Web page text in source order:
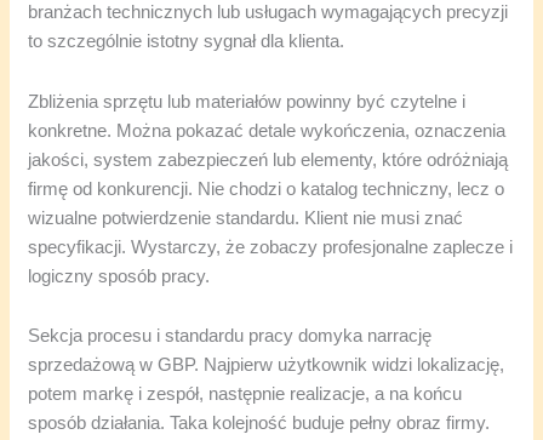
branżach technicznych lub usługach wymagających precyzji
to szczególnie istotny sygnał dla klienta.
Zbliżenia sprzętu lub materiałów powinny być czytelne i
konkretne. Można pokazać detale wykończenia, oznaczenia
jakości, system zabezpieczeń lub elementy, które odróżniają
firmę od konkurencji. Nie chodzi o katalog techniczny, lecz o
wizualne potwierdzenie standardu. Klient nie musi znać
specyfikacji. Wystarczy, że zobaczy profesjonalne zaplecze i
logiczny sposób pracy.
Sekcja procesu i standardu pracy domyka narrację
sprzedażową w GBP. Najpierw użytkownik widzi lokalizację,
potem markę i zespół, następnie realizacje, a na końcu
sposób działania. Taka kolejność buduje pełny obraz firmy.